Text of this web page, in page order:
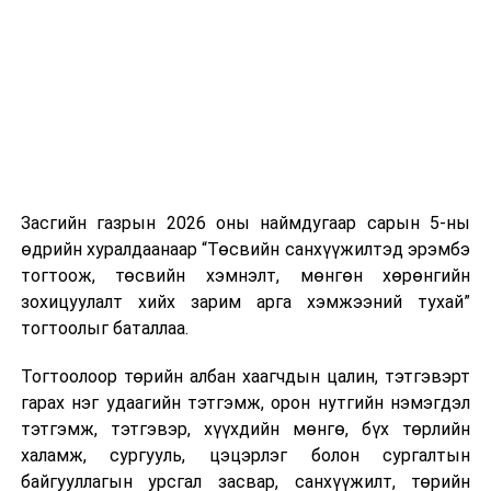
Шинэ хууль Францын зах зээлд үйлчилдэг гадаадын
дуудлагын төвүүдэд нөлөөлөхөөр байна. Тухайлбал,
Мароккогийн дуудлагын төвүүдийн орлогын 80 гаруй
хувь Францын зах зээлээс бүрддэг бөгөөд тус улсын
40–50 мянган ажлын байр эрсдэлд орж болзошгүйг
Засгийн газрын 2026 оны наймдугаар сарын 5-ны
өдрийн хуралдаанаар “Төсвийн санхүүжилтэд эрэмбэ
тогтоож, төсвийн хэмнэлт, мөнгөн хөрөнгийн
зохицуулалт хийх зарим арга хэмжээний тухай”
тогтоолыг баталлаа.
Тогтоолоор төрийн албан хаагчдын цалин, тэтгэвэрт
гарах нэг удаагийн тэтгэмж, орон нутгийн нэмэгдэл
тэтгэмж, тэтгэвэр, хүүхдийн мөнгө, бүх төрлийн
халамж, сургууль, цэцэрлэг болон сургалтын
байгууллагын урсгал засвар, санхүүжилт, төрийн